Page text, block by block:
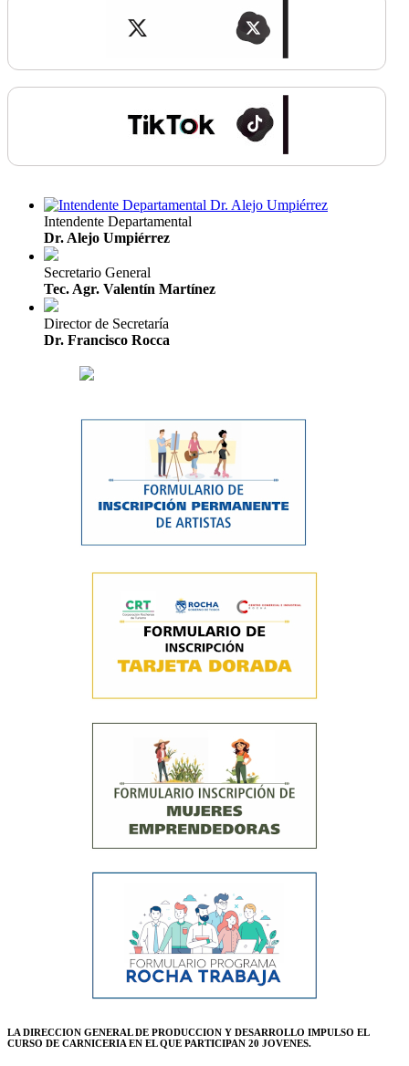
Intendente Departamental
Dr. Alejo Umpiérrez
Secretario General
Tec. Agr. Valentín Martínez
Director de Secretaría
Dr. Francisco Rocca
LA DIRECCION GENERAL DE PRODUCCION Y DESARROLLO IMPULSO EL
CURSO DE CARNICERIA EN EL QUE PARTICIPAN 20 JOVENES.